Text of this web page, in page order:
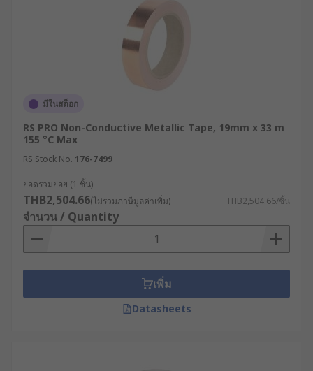
การยึดติดบนพื้นผิวที่เป็นตัวนำไฟฟ้า
(Conductive Surfaces) เช่น การติดลงบนโครงตู้
คอนโทรลเหล็ก หรือแผงวงจรโลหะ เพื่อเชื่อมต่อ
คลื่นแม่เหล็กไฟฟ้าบริเวณรอยต่อต่าง ๆ
conductive Surfaces) เช่น การติดบนโครง
เป็นเกราะบล็อกสัญญาณรบกวน (Shielding)
หรือทำหน้าที่สะท้อนความร้อนและป้องกัน
ความชื้นไม่ให้แทรกซึมเข้าสู่ระบบ
ด้วยเหตุนี้ เทปฟอยล์จึงไม่ใช่เพียงแค่เทปกาวทั่วไป แต่
จัดการปัญหาการรั่วไหลของรังสีความร้อน สร้างเกราะ
ป้องกันสัญญาณรบกวน และปกป้องชิ้นส่วน
อิเล็กทรอนิกส์ที่เปราะบางได้อย่างมีประสิทธิภาพและ
มีในสต็อก
RS PRO Non-Conductive Metallic Tape, 19mm x 33 m
155 °C Max
RS Stock No. 176-7499
ยอดรวมย่อย (1 ชิ้น)
THB2,504.66(ไม่รวมภาษีมูลค่าเพิ่ม) THB2,504.66/ชิ้น
จำนวน / Quantity
เพิ่ม
Datasheets